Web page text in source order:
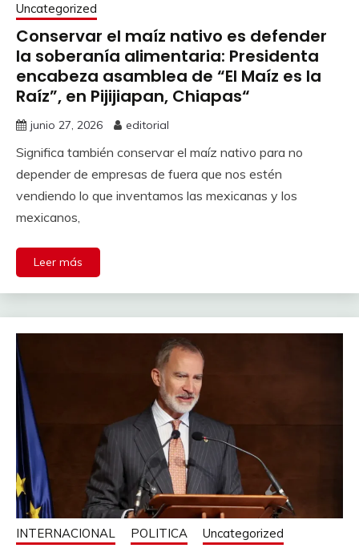
Uncategorized
Conservar el maíz nativo es defender
la soberanía alimentaria: Presidenta
encabeza asamblea de “El Maíz es la
Raíz”, en Pijijiapan, Chiapas“
junio 27, 2026 editorial
Significa también conservar el maíz nativo para no
depender de empresas de fuera que nos estén
vendiendo lo que inventamos las mexicanas y los
mexicanos,
Leer más
INTERNACIONAL POLITICA Uncategorized